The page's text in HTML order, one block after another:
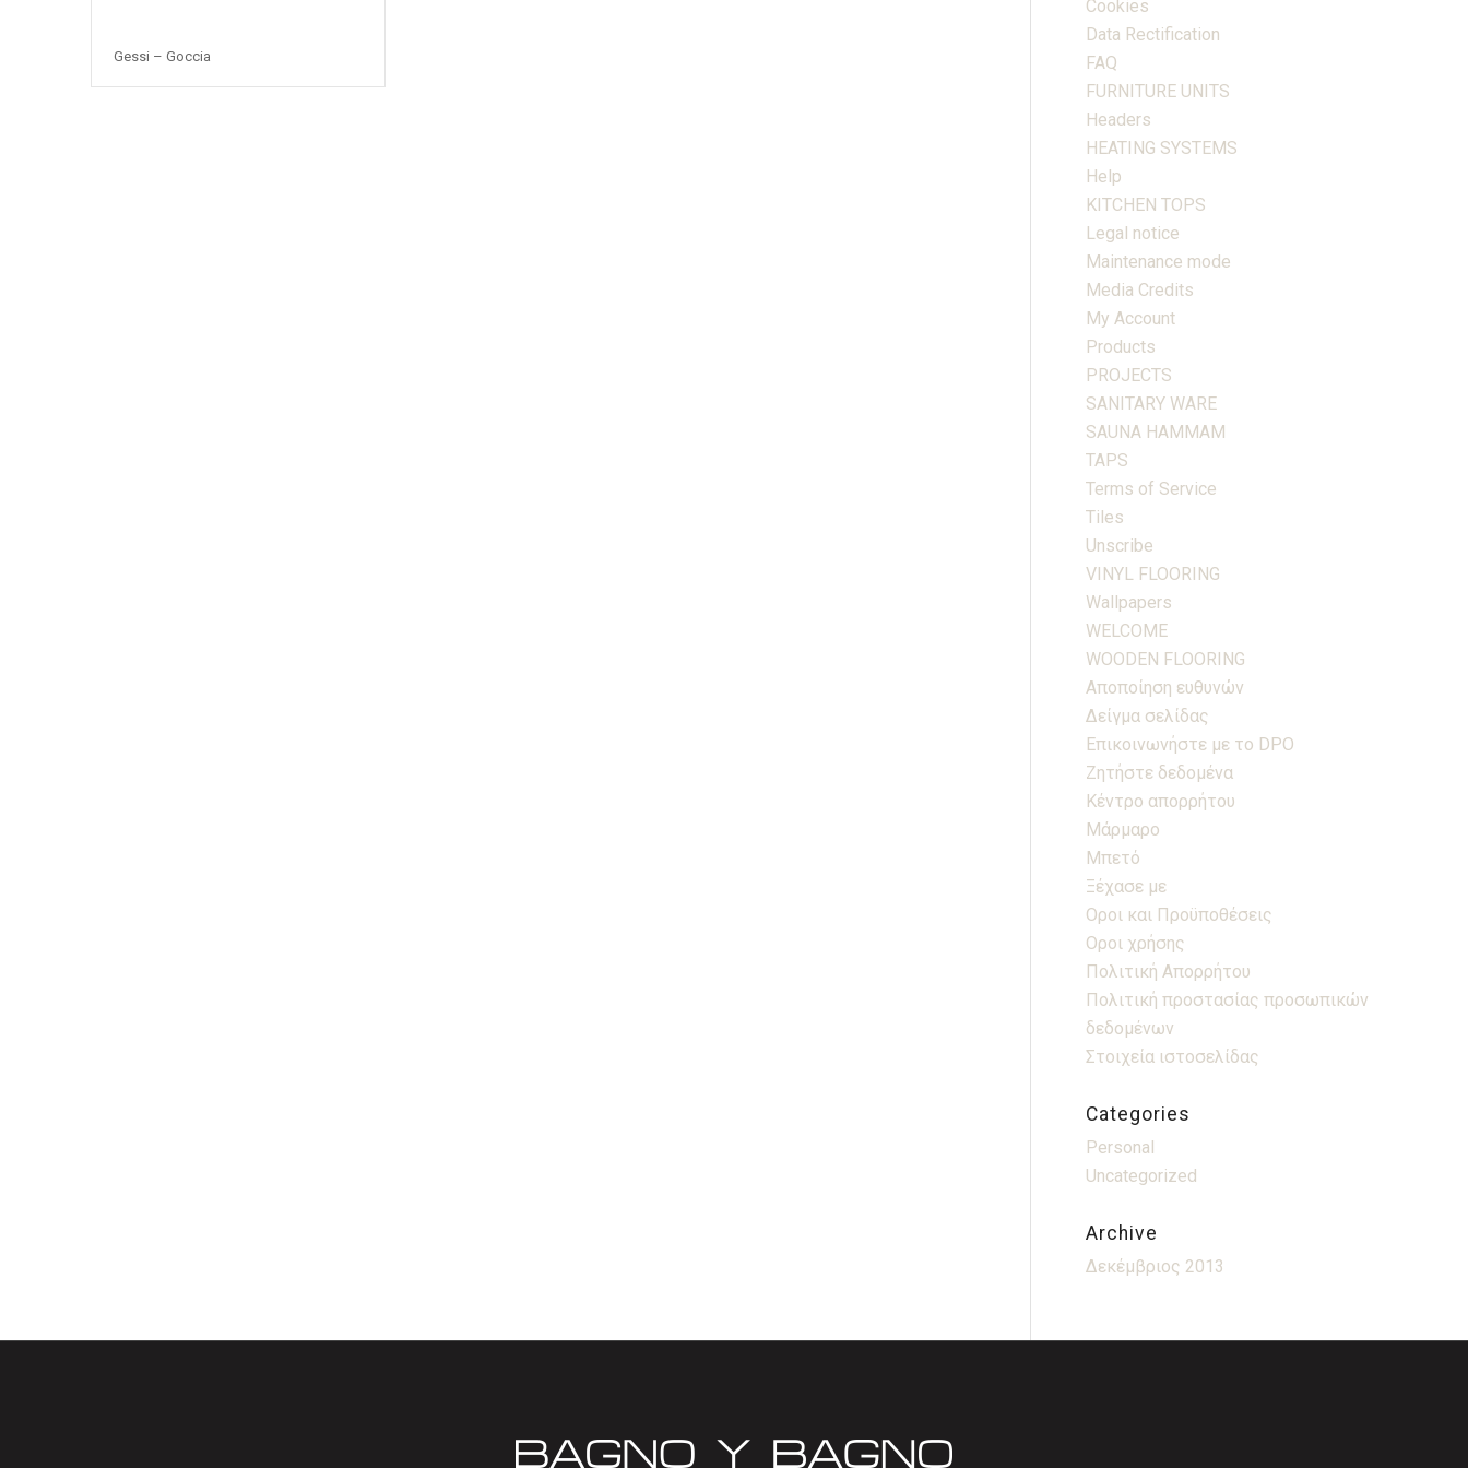
Gessi – Goccia
Cookies
Data Rectification
FAQ
FURNITURE UNITS
Headers
HEATING SYSTEMS
Help
KITCHEN TOPS
Legal notice
Maintenance mode
Media Credits
My Account
Products
PROJECTS
SANITARY WARE
SAUNA HAMMAM
TAPS
Terms of Service
Tiles
Unscribe
VINYL FLOORING
Wallpapers
WELCOME
WOODEN FLOORING
Αποποίηση ευθυνών
Δείγμα σελίδας
Επικοινωνήστε με το DPO
Ζητήστε δεδομένα
Κέντρο απορρήτου
Μάρμαρο
Μπετό
Ξέχασε με
Οροι και Προϋποθέσεις
Οροι χρήσης
Πολιτική Απορρήτου
Πολιτική προστασίας προσωπικών
δεδομένων
Στοιχεία ιστοσελίδας
Categories
Personal
Uncategorized
Archive
Δεκέμβριος 2013